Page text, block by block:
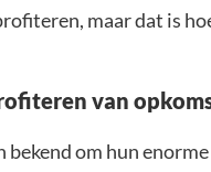
maar dat is
van
bekend om hun